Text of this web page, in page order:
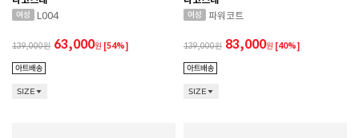
L004
139,000 63,000원 [54%]
SIZE
파워코트
139,000 83,000원 [40%]
SIZE